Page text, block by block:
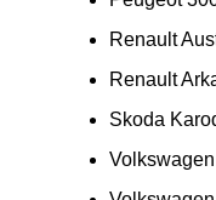
Renault
Renault
Skoda